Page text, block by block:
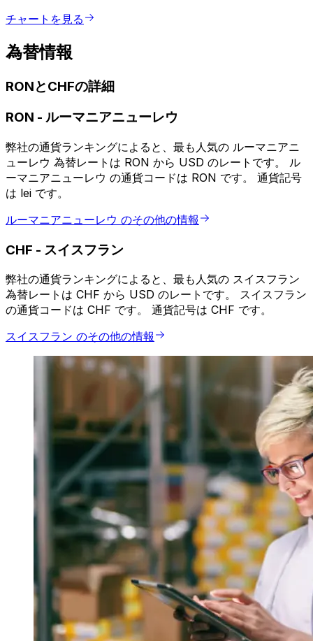
チャートを見る
為替情報
RONとCHFの詳細
RON - ルーマニアニューレウ
弊社の通貨ランキングによると、最も人気の ルーマニアニ
ューレウ 為替レートは RON から USD のレートです。 ル
ーマニアニューレウ の通貨コードは RON です。 通貨記号
は lei です。
ルーマニアニューレウ のその他の情報
CHF - スイスフラン
弊社の通貨ランキングによると、最も人気の スイスフラン
為替レートは CHF から USD のレートです。 スイスフラン
の通貨コードは CHF です。 通貨記号は CHF です。
スイスフラン のその他の情報